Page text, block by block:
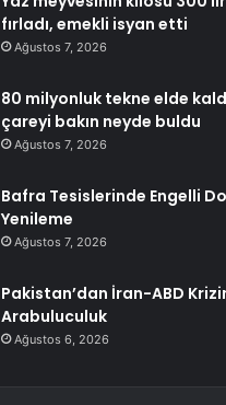
fırladı, emekli isyan etti
Ağustos 7, 2026
80 milyonluk tekne elde
çareyi bakın neyde buldu
Ağustos 7, 2026
Bafra Tesislerinde Engelli
Yenileme
Ağustos 7, 2026
Pakistan’dan İran-ABD
Arabuluculuk
Ağustos 6, 2026